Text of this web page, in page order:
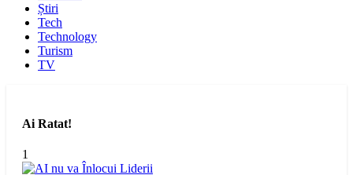
Știri
Tech
Technology
Turism
TV
Ai Ratat!
1